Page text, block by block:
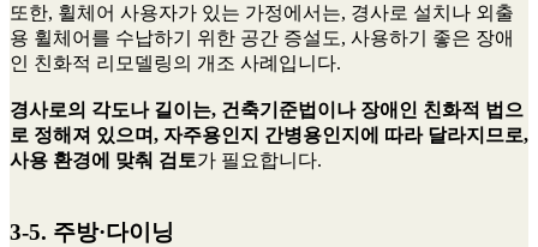
또한, 휠체어 사용자가 있는 가정에서는, 경사로 설치나 외출
용 휠체어를 수납하기 위한 공간 증설도, 사용하기 좋은 장애
인 친화적 리모델링의 개조 사례입니다.
경사로의 각도나 길이는, 건축기준법이나 장애인 친화적 법으
로 정해져 있으며, 자주용인지 간병용인지에 따라 달라지므로,
사용 환경에 맞춰 검토가 필요합니다.
3-5. 주방·다이닝